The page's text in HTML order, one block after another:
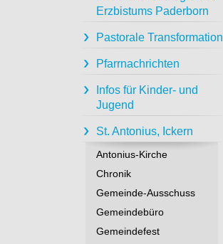
Erzbistums Paderborn
Pastorale Transformation
Pfarrnachrichten
Infos für Kinder- und
Jugend
St. Antonius, Ickern
Antonius-Kirche
Chronik
Gemeinde-Ausschuss
Gemeindebüro
Gemeindefest